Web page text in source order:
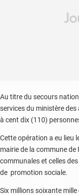
Au titre du secours
services du ministère
à cent dix (110)
Cette opération a eu lieu
mairie de la commune de
communales et celles
de promotion sociale.
Six millions soixante